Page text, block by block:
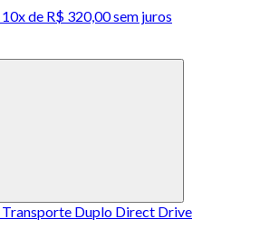
10x de R$ 320,00 sem juros